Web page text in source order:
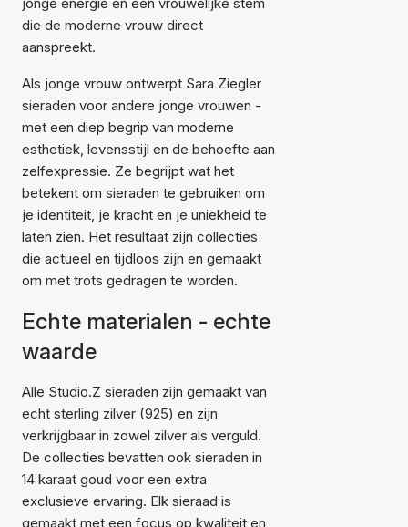
die de moderne vrouw direct
aanspreekt.
Als jonge vrouw ontwerpt Sara Ziegler
sieraden voor andere jonge vrouwen -
met een diep begrip van moderne
esthetiek, levensstijl en de behoefte aan
zelfexpressie. Ze begrijpt wat het
betekent om sieraden te gebruiken om
je identiteit, je kracht en je uniekheid te
laten zien. Het resultaat zijn collecties
die actueel en tijdloos zijn en gemaakt
om met trots gedragen te worden.
Echte materialen - echte
waarde
Alle Studio.Z sieraden zijn gemaakt van
echt sterling zilver (925) en zijn
verkrijgbaar in zowel zilver als verguld.
De collecties bevatten ook sieraden in
14 karaat goud voor een extra
exclusieve ervaring. Elk sieraad is
gemaakt met een focus op kwaliteit en